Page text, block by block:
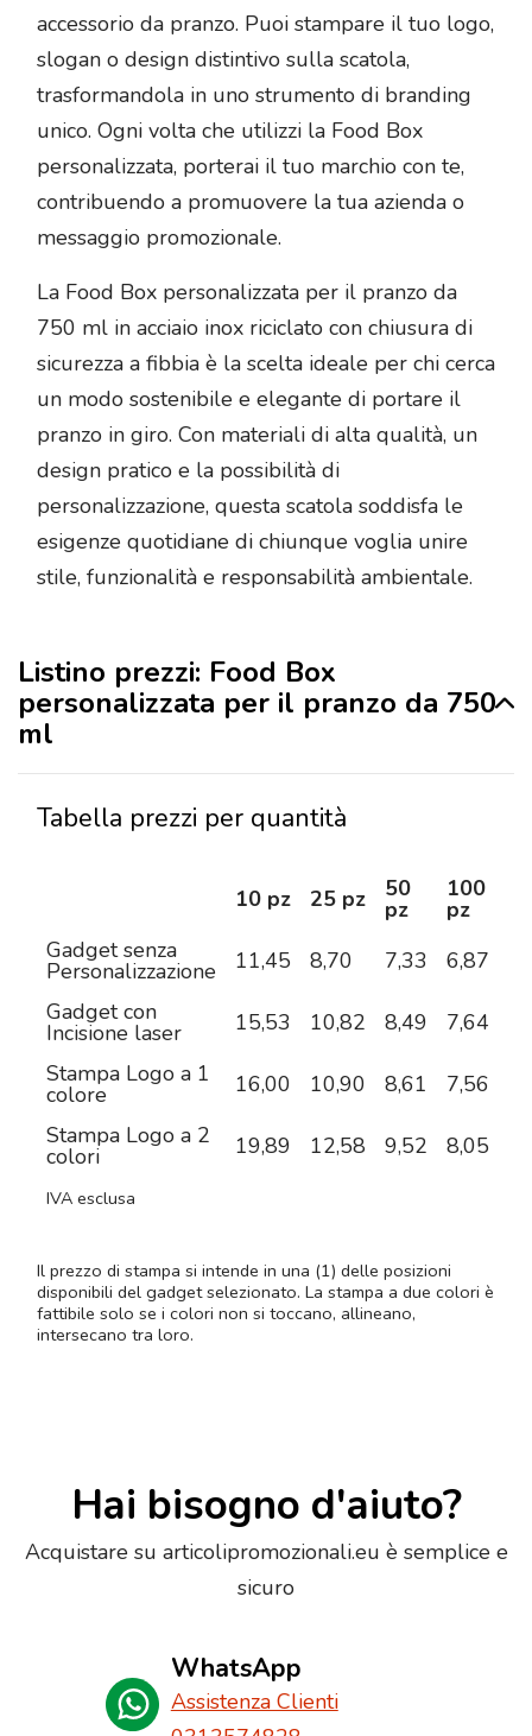
accessorio da pranzo. Puoi stampare il tuo logo,
slogan o design distintivo sulla scatola,
trasformandola in uno strumento di branding
unico. Ogni volta che utilizzi la Food Box
personalizzata, porterai il tuo marchio con te,
contribuendo a promuovere la tua azienda o
messaggio promozionale.
La Food Box personalizzata per il pranzo da
750 ml in acciaio inox riciclato con chiusura di
sicurezza a fibbia è la scelta ideale per chi cerca
un modo sostenibile e elegante di portare il
pranzo in giro. Con materiali di alta qualità, un
design pratico e la possibilità di
personalizzazione, questa scatola soddisfa le
esigenze quotidiane di chiunque voglia unire
stile, funzionalità e responsabilità ambientale.
Listino prezzi: Food Box
personalizzata per il pranzo da 750
ml
Tabella prezzi per quantità
10 pz 25 pz 50
pz
100
pz
Gadget senza
Personalizzazione 11,45 8,70 7,33 6,87
Gadget con
Incisione laser 15,53 10,82 8,49 7,64
Stampa Logo a 1
colore 16,00 10,90 8,61 7,56
Stampa Logo a 2
colori 19,89 12,58 9,52 8,05
IVA esclusa
Il prezzo di stampa si intende in una (1) delle posizioni
disponibili del gadget selezionato. La stampa a due colori è
fattibile solo se i colori non si toccano, allineano,
intersecano tra loro.
Hai bisogno d'aiuto?
Acquistare su articolipromozionali.eu è semplice e
sicuro
WhatsApp
Assistenza Clienti